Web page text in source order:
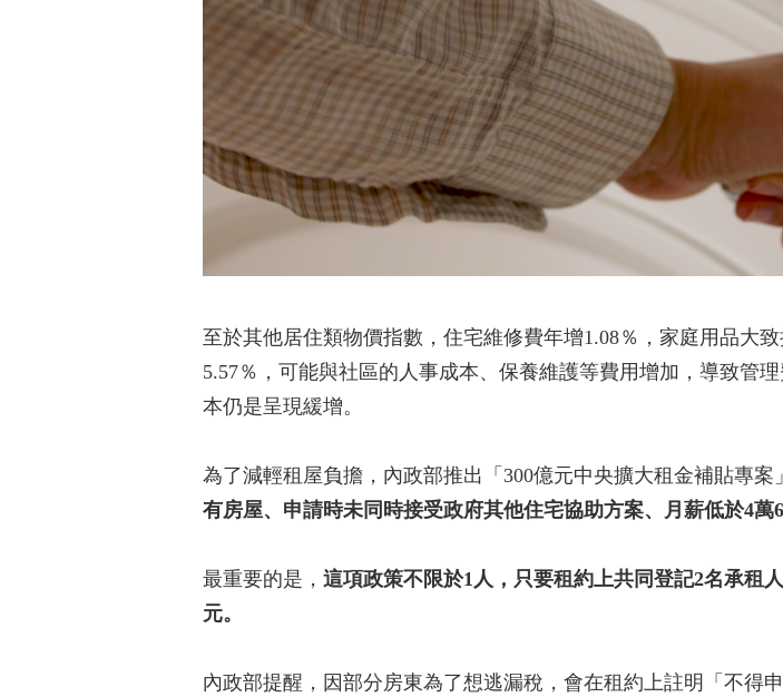
至於其他居住類物價指數，住宅維修費年增1.08％，家庭用品大
5.57％，可能與社區的人事成本、保養維護等費用增加，導致管
本仍是呈現緩增。
為了減輕租屋負擔，內政部推出「300億元中央擴大租金補貼專
有房屋、申請時未同時接受政府其他住宅協助方案、月薪低於4萬
最重要的是， 這項政策不限於1人，只要租約上共同登記2名承租
元。
內政部提醒，因部分房東為了想逃漏稅，會在租約上註明「不得